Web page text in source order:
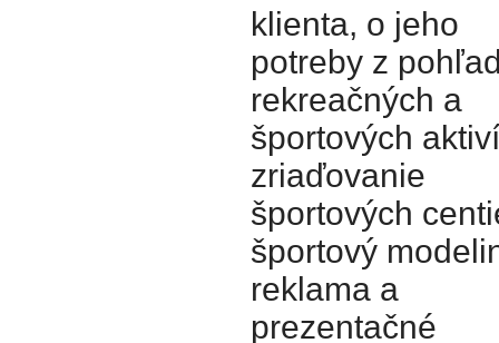
klienta, o jeho
potreby z
rekreačných a
športových
zriaďovanie
športových
športový
reklama a
prezentačné